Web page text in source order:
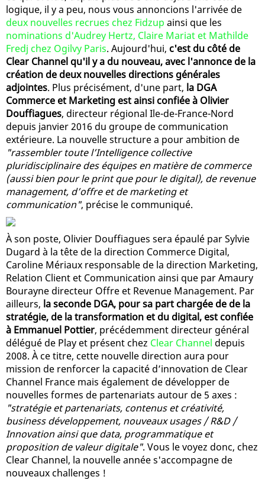
logique, il y a peu, nous vous annoncions l'arrivée de
deux nouvelles recrues chez Fidzup ainsi que les
nominations d'Audrey Hertz, Claire Mariat et Mathilde
Fredj chez Ogilvy Paris. Aujourd'hui, c'est du côté de
Clear Channel qu'il y a du nouveau, avec l'annonce de la
création de deux nouvelles directions générales
adjointes. Plus précisément, d'une part, la DGA
Commerce et Marketing est ainsi confiée à Olivier
Douffiagues, directeur régional Ile-de-France-Nord
depuis janvier 2016 du groupe de communication
extérieure. La nouvelle structure a pour ambition de
"rassembler toute l’Intelligence collective
pluridisciplinaire des équipes en matière de commerce
(aussi bien pour le print que pour le digital), de revenue
management, d’offre et de marketing et
communication", précise le communiqué.
À son poste, Olivier Douffiagues sera épaulé par Sylvie
Dugard à la tête de la direction Commerce Digital,
Caroline Mériaux responsable de la direction Marketing,
Relation Client et Communication ainsi que par Amaury
Bourayne directeur Offre et Revenue Management. Par
ailleurs, la seconde DGA, pour sa part chargée de de la
stratégie, de la transformation et du digital, est confiée
à Emmanuel Pottier, précédemment directeur général
délégué de Play et présent chez Clear Channel depuis
2008. À ce titre, cette nouvelle direction aura pour
mission de renforcer la capacité d’innovation de Clear
Channel France mais également de développer de
nouvelles formes de partenariats autour de 5 axes :
"stratégie et partenariats, contenus et créativité,
business développement, nouveaux usages / R&D /
Innovation ainsi que data, programmatique et
proposition de valeur digitale". Vous le voyez donc, chez
Clear Channel, la nouvelle année s'accompagne de
nouveaux challenges !